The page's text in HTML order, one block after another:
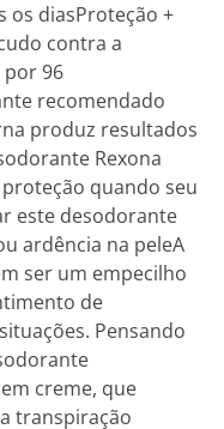
os diasProteção +
contra a
por 96
recomendado
produz resultados
Rexona
quando seu
este desodorante
ardência na peleA
ser um empecilho
de
Pensando
creme, que
transpiração